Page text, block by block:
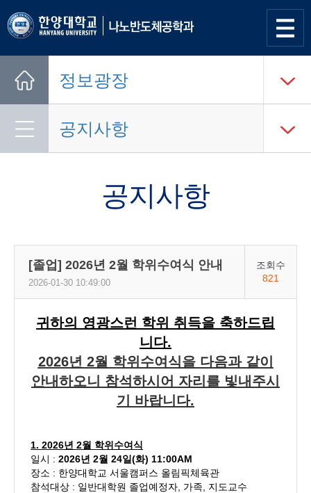
사이트
정보광장
공지사항
공지사항
[졸업] 2026년 2월 학위수여식 안내
2026-01-30 10:49:00
조회수
821
귀하의 영광스런 학위 취득을 축하드립
니다.
2026년 2월 학위수여식을 다음과 같이
안내하오니 참석하시어 자리를 빛내주시
기 바랍니다.
1. 2026년 2월 학위수여식
일시 : 2026년 2월 24일(화) 11:00AM
장소 : 한양대학교 서울캠퍼스 올림픽체육관
참석대상 : 일반대학원 졸업예정자, 가족, 지도교수